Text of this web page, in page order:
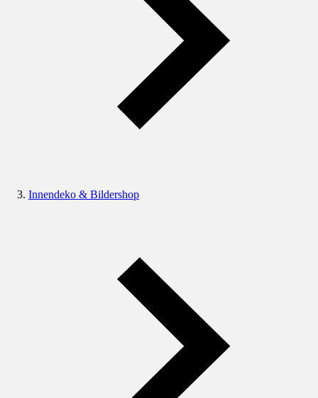
Innendeko & Bildershop